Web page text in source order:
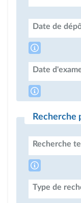
Date de
Date
Recherche
Recherche
Type de